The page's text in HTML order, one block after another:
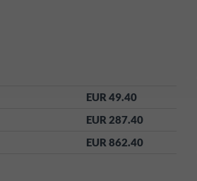
EUR 49.40
EUR 287.40
EUR 862.40